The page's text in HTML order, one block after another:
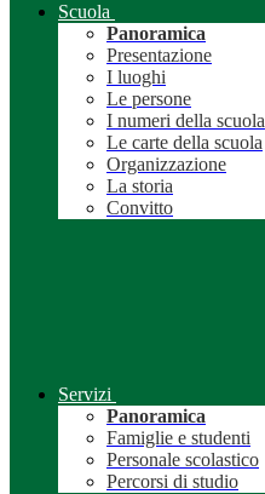
Scuola
Panoramica
Presentazione
I luoghi
Le persone
I numeri della scuola
Le carte della scuola
Organizzazione
La storia
Convitto
Servizi
Panoramica
Famiglie e studenti
Personale scolastico
Percorsi di studio